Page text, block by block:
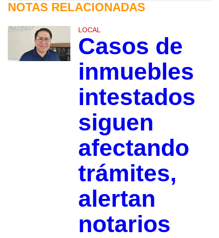
NOTAS RELACIONADAS
LOCAL
Casos de
inmuebles
intestados
siguen
afectando
trámites,
alertan
notarios